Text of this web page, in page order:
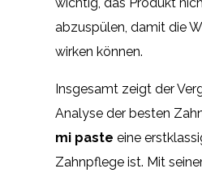
abzuspülen, damit die
wirken können.
Insgesamt zeigt der
Analyse der besten
mi paste eine
Zahnpflege ist. Mit